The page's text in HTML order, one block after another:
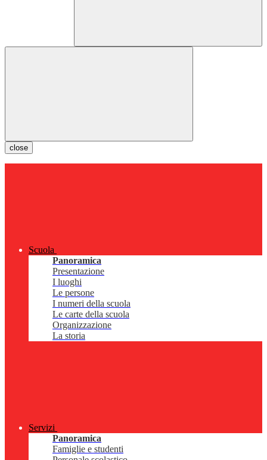
close
Scuola
Panoramica
Presentazione
I luoghi
Le persone
I numeri della scuola
Le carte della scuola
Organizzazione
La storia
Servizi
Panoramica
Famiglie e studenti